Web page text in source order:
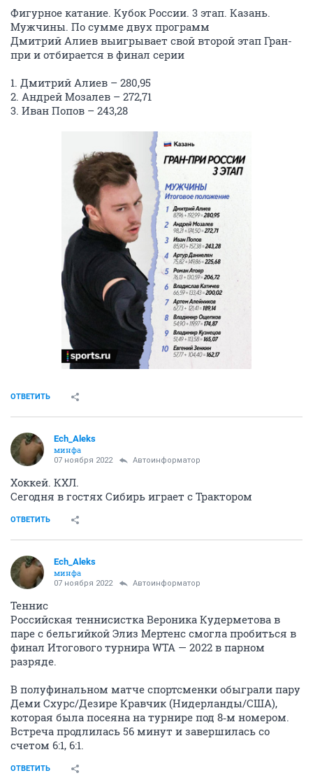
Фигурное катание. Кубок России. 3 этап. Казань.
Мужчины. По сумме двух программ
Дмитрий Алиев выигрывает свой второй этап Гран-
при и отбирается в финал серии
1. Дмитрий Алиев – 280,95
2. Андрей Мозалев – 272,71
3. Иван Попов – 243,28
ОТВЕТИТЬ
Ech_Aleks
минфа
07 ноября 2022 Автоинформатор
Хоккей. КХЛ.
Сегодня в гостях Сибирь играет с Трактором
ОТВЕТИТЬ
Ech_Aleks
минфа
07 ноября 2022 Автоинформатор
Теннис
Российская теннисистка Вероника Кудерметова в
паре с бельгийкой Элиз Мертенс смогла пробиться в
финал Итогового турнира WTA — 2022 в парном
разряде.
В полуфинальном матче спортсменки обыграли пару
Деми Схурс/Дезире Кравчик (Нидерланды/США),
которая была посеяна на турнире под 8‑м номером.
Встреча продлилась 56 минут и завершилась со
счетом 6:1, 6:1.
ОТВЕТИТЬ